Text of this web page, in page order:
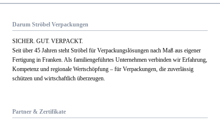
Darum Ströbel Verpackungen
SICHER. GUT. VERPACKT.
Seit über 45 Jahren steht Ströbel für Verpack­ungs­lösungen nach Maß aus eigener
Fertigung in Franken. Als familien­geführtes Unternehmen verbinden wir Erfahrung,
Kom­petenz und regionale Wert­schöpfung – für Verpackungen, die zuverlässig
schützen und wirtschaftlich überzeugen.
Partner & Zertifikate